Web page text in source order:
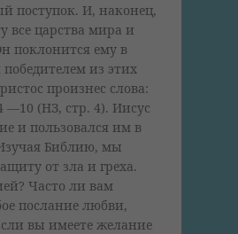
поступок. И, наконец,
все царства мира и
поклонится ему в
из этих
произнес слова:
—10 (НЗ, стр. 4). Иисус
и пользовался им в
Библию, мы
от зла и греха.
Часто ли вам
послание любви,
вы имеете желание